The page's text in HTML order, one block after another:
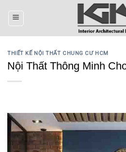
THIẾT KẾ NỘI THẤT CHUNG CƯ HCM
Nội Thất Thông Minh